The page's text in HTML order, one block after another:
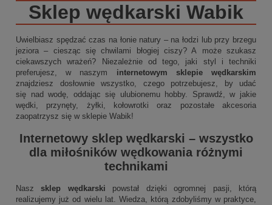
Sklep wędkarski Wabik
Uwielbiasz spędzać czas na łonie natury – na łodzi lub przy brzegu
jeziora – ciesząc się chwilami błogiej ciszy? A może szukasz
ciekawszych wrażeń? Niezależnie od tego, jaki styl i techniki
preferujesz, w naszym internetowym sklepie wędkarskim
znajdziesz dosłownie wszystko, czego potrzebujesz, by udać
się nad wodę, oddając się ulubionemu hobby. Sprawdź, w jakie
wędki, przynęty, żyłki, kołowrotki oraz pozostałe akcesoria
zaopatrzysz się w sklepie Wabik!
Internetowy sklep wędkarski – wszystko
dla miłośników wędkowania różnymi
technikami
Naszsklep wędkarski powstał dzięki ogromnej pasji, którą
realizujemy już od wielu lat. Wiedza, którą zdobyliśmy w praktyce,